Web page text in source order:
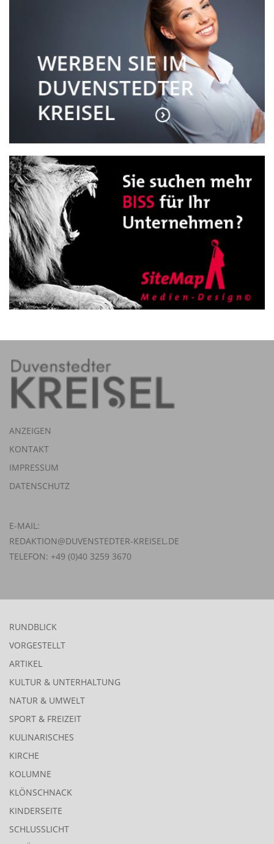
ANZEIGEN
KONTAKT
IMPRESSUM
DATENSCHUTZ
E-MAIL:
REDAKTION@DUVENSTEDTER-KREISEL.DE
TELEFON: +49 (0)40 3259 3670
RUNDBLICK
VORGESTELLT
ARTIKEL
KULTUR & UNTERHALTUNG
NATUR & UMWELT
SPORT & FREIZEIT
KULINARISCHES
KIRCHE
KOLUMNE
KLÖNSCHNACK
KINDERSEITE
SCHLUSSLICHT